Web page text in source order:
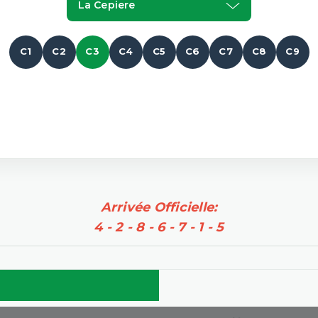
La Cepiere
C1 C2 C3 C4 C5 C6 C7 C8 C9
Arrivée Officielle:
4 - 2 - 8 - 6 - 7 - 1 - 5